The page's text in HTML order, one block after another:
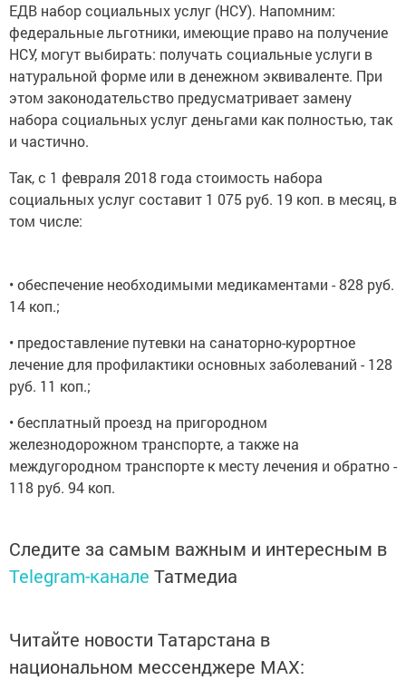
ЕДВ набор социальных услуг (НСУ). Напомним:
федеральные льготники, имеющие право на получение
НСУ, могут выбирать: получать социальные услуги в
натуральной форме или в денежном эквиваленте. При
этом законодательство предусматривает замену
набора социальных услуг деньгами как полностью, так
и частично.
Так, с 1 февраля 2018 года стоимость набора
социальных услуг составит 1 075 руб. 19 коп. в месяц, в
том числе:
• обеспечение необходимыми медикаментами - 828 руб.
14 коп.;
• предоставление путевки на санаторно-курортное
лечение для профилактики основных заболеваний - 128
руб. 11 коп.;
• бесплатный проезд на пригородном
железнодорожном транспорте, а также на
междугородном транспорте к месту лечения и обратно -
118 руб. 94 коп.
Следите за самым важным и интересным в
Telegram-канале Татмедиа
Читайте новости Татарстана в
национальном мессенджере MАХ: